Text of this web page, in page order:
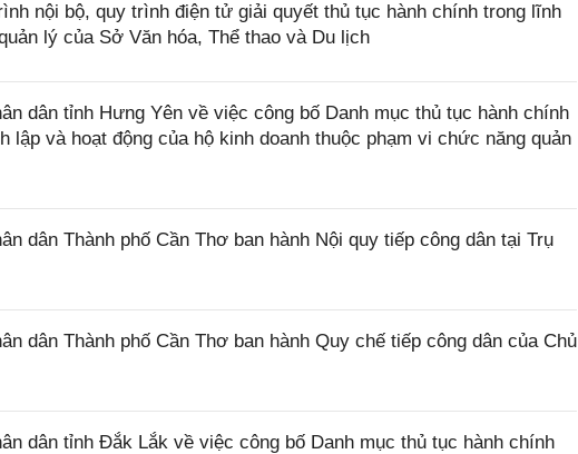
nội bộ, quy trình điện tử giải quyết thủ tục hành chính trong lĩnh
lý của Sở Văn hóa, Thể thao và Du lịch
dân tỉnh Hưng Yên về việc công bố Danh mục thủ tục hành chính
và hoạt động của hộ kinh doanh thuộc phạm vi chức năng quản
dân Thành phố Cần Thơ ban hành Nội quy tiếp công dân tại Trụ
dân Thành phố Cần Thơ ban hành Quy chế tiếp công dân của Chủ
dân tỉnh Đắk Lắk về việc công bố Danh mục thủ tục hành chính